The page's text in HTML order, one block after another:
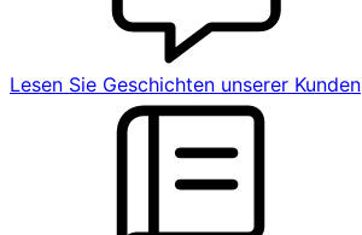
Lesen Sie Geschichten unserer Kunden